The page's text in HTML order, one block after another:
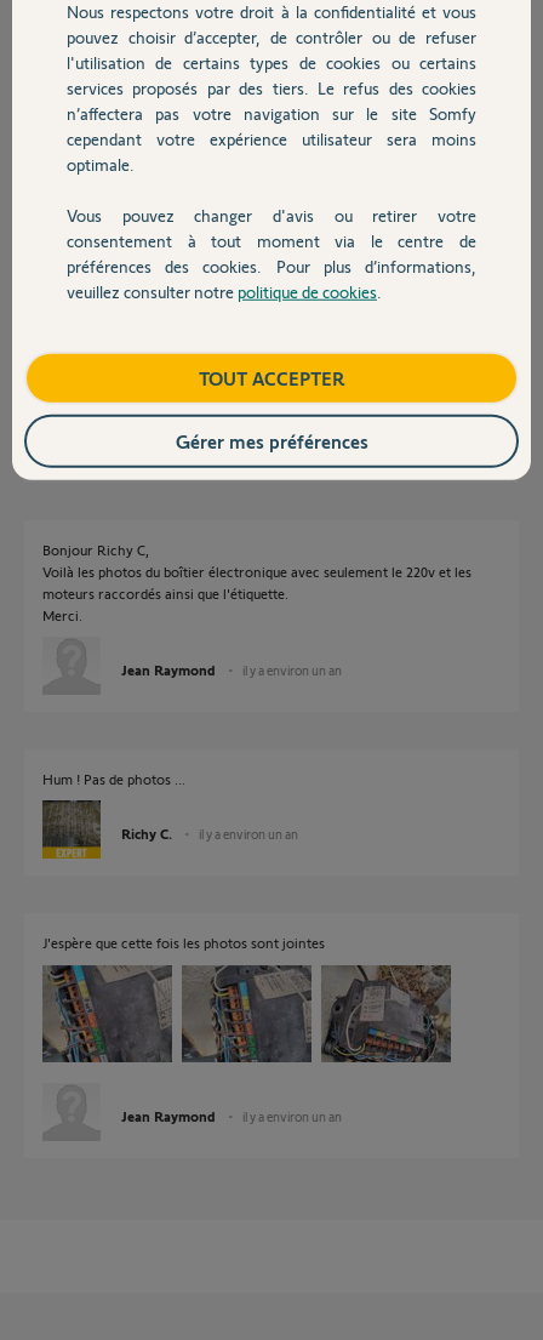
Chauffage
Autres produits
Devis avec un pro
Contact
Jean Raymond
il y a environ un an
Participer au fil de discussion
Réponses
Bonjour,
Ne coupez pas les photos.
Montrez aussi les étiquettes.
il y a environ un an
Bonjour Richy C,
Voilà les photos du boîtier électronique avec seulement le 220v et les
moteurs raccordés ainsi que l'étiquette.
Merci.
Jean Raymond il y a environ un an
Hum ! Pas de photos ...
Richy C. il y a environ un an
J'espère que cette fois les photos sont jointes
Jean Raymond il y a environ un an
Nous respectons votre droit à la confidentialité et vous
pouvez choisir d’accepter, de contrôler ou de refuser
l'utilisation de certains types de cookies ou certains
services proposés par des tiers. Le refus des cookies
n’affectera pas votre navigation sur le site Somfy
cependant votre expérience utilisateur sera moins
optimale.
Vous pouvez changer d'avis ou retirer votre
consentement à tout moment via le centre de
préférences des cookies. Pour plus d’informations,
veuillez consulter notre politique de cookies
TOUT ACCEPTER
Gérer mes préférences